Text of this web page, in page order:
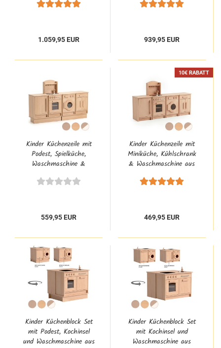
Buchenholz für Kita
1.059,95 EUR
Buchenholz für Krippen
939,95 EUR
Kinder Küchenzeile mit
Podest, Spielküche,
Waschmaschine &
Buchenholz für Kita
559,95 EUR
10€ RABATT
Kinder Küchenzeile mit
Miniküche, Kühlschrank
& Waschmaschine aus
469,95 EUR
Kinder Küchenblock Set
mit Podest, Kochinsel
und Waschmaschine aus
Kinder Küchenblock Set
mit Kochinsel und
Waschmaschine aus